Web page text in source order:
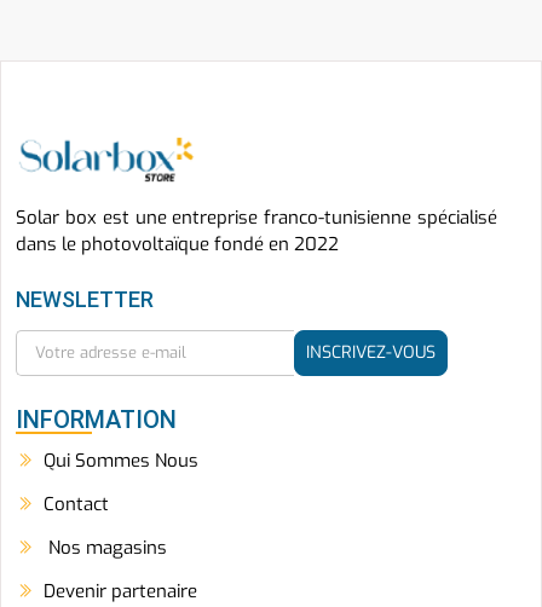
Solar box est une entreprise franco-tunisienne spécialisé
dans le photovoltaïque fondé en 2022
NEWSLETTER
INSCRIVEZ-VOUS
INFORMATION
Qui Sommes Nous
Contact
Nos magasins
Devenir partenaire